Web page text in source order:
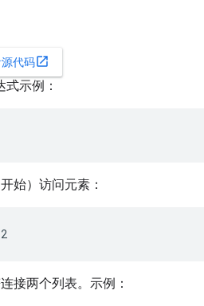
代码open_in_new
示例：
开始）访问元素：
接两个列表。示例：